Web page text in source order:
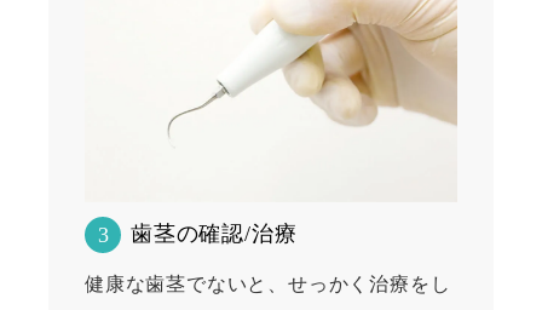
3 歯茎の確認/治療
健康な歯茎でないと、せっかく治療をし